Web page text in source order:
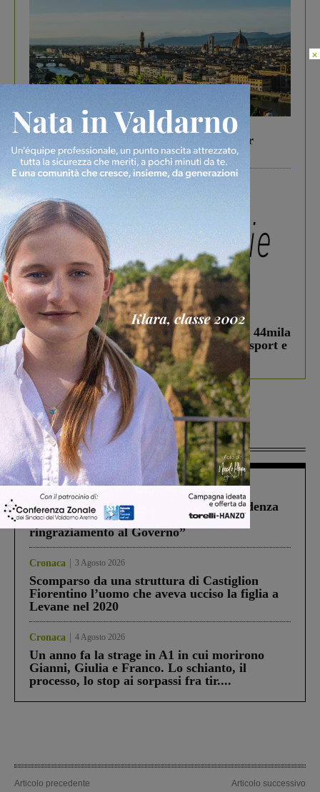
In vetrina 6 Agosto 2026
Gita di famiglia a Firenze: 5 idee per far
divertire i tuoi figli
In vetrina 3 Agosto 2026
Estra Notizie agosto: Smart Cities, oltre 44mila
studenti coinvolti, torna il bando per lo sport e
debutta il podcast Estrair
Più lette
Figline Incisa Valdarno 1 Agosto 2026
Piscina di Figline finanziata oltre la scadenza
Pnrr, il gruppo di Fratelli d’Italia: “Un
ringraziamento al Governo”
Cronaca 3 Agosto 2026
Scomparso da una struttura di Castiglion
Fiorentino l’uomo che aveva ucciso la figlia a
Levane nel 2020
Cronaca 4 Agosto 2026
Un anno fa la strage in A1 in cui morirono
Gianni, Giulia e Franco. Lo schianto, il
processo, lo stop ai sorpassi fra tir....
Articolo precedente
Articolo successivo
×